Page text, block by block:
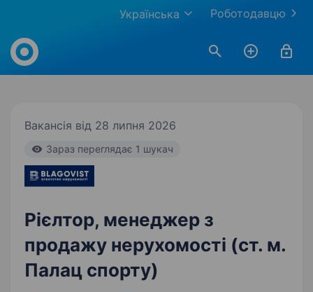
Роботодавцю
Українська
Work.ua
Вакансія від 28 липня 2026
Зараз переглядає 1 шукач
Рієлтор, менеджер з
продажу нерухомості (ст. м.
Палац спорту)